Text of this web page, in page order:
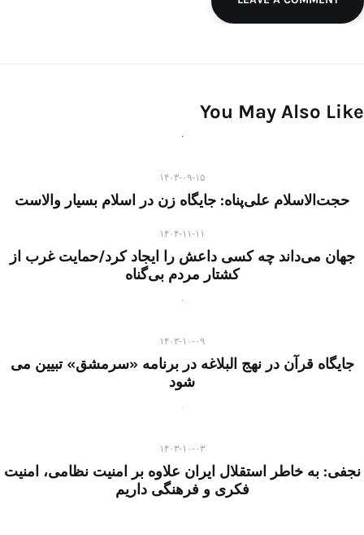
You May Also Like
۱۴۰۳-۰۹-۱۵
حجت‌الاسلام علی‌پناه: جایگاه زن در اسلام بسیار والاست
۱۴۰۴-۱۱-۱۱
جهان می‌داند چه کسی داعش را ایجاد کرد/حمایت غرب از
کشتار مردم بی‌گناه
۱۴۰۳-۱۰-۰۹
جایگاه قرآن در نهج البلاغه در برنامه «سرمشق» تبیین می
شود
۱۴۰۳-۱۰-۰۳
نجفی: به خاطر استقلال ایران علاوه بر امنیت نظامی، امنیت
فکری و فرهنگی داریم